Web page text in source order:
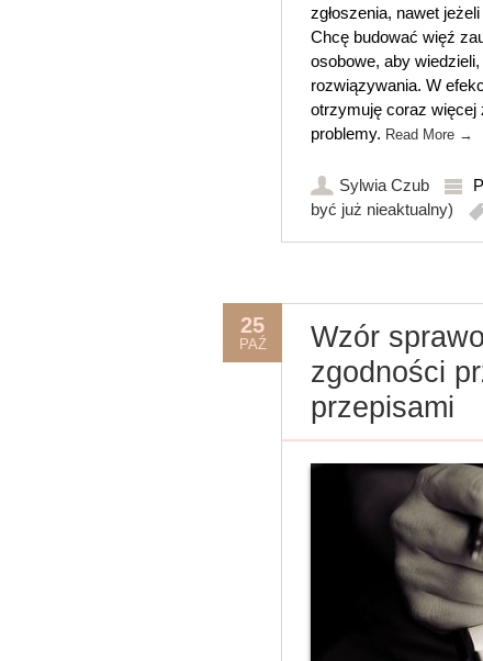
zgłoszenia, nawet
Chcę budować więź
osobowe, aby
rozwiązywania. W
otrzymuję coraz więcej
problemy. Read More →
Sylwia Czub
być już nieaktualny)
25
PAŹ
Wzór
zgodności
przepisami